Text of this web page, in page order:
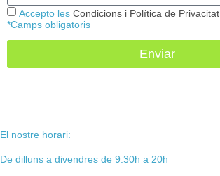
Accepto les Condicions i Política de Privacitat
*Camps obligatoris
Enviar
El nostre horari:
De dilluns a divendres de 9:30h a 20h